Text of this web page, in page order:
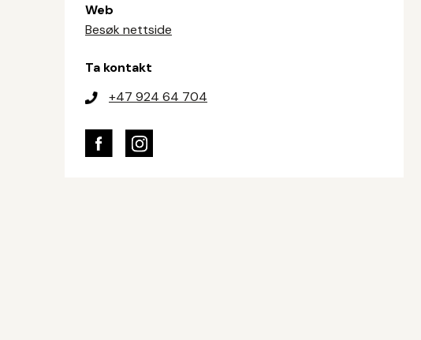
Web
Besøk nettside
Ta kontakt
+47 924 64 704